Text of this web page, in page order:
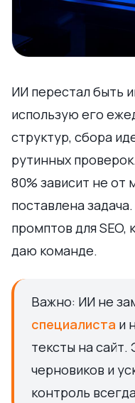
ИИ перестал быть
использую его
структур, сбора
рутинных
80% зависит не от
поставлена
промптов для
даю команде.
Важно: ИИ не
специалиста и
тексты на
черновиков и
контроль